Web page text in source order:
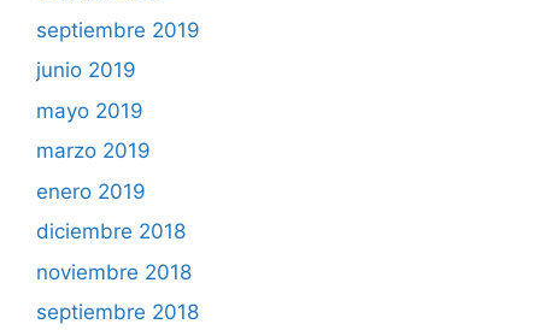
septiembre 2019
junio 2019
mayo 2019
marzo 2019
enero 2019
diciembre 2018
noviembre 2018
septiembre 2018